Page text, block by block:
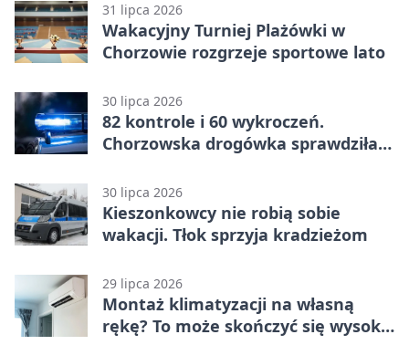
31 lipca 2026
Wakacyjny Turniej Plażówki w
Chorzowie rozgrzeje sportowe lato
30 lipca 2026
82 kontrole i 60 wykroczeń.
Chorzowska drogówka sprawdziła
30 lipca 2026
Kieszonkowcy nie robią sobie
wakacji. Tłok sprzyja kradzieżom
29 lipca 2026
Montaż klimatyzacji na własną
rękę? To może skończyć się wysoką